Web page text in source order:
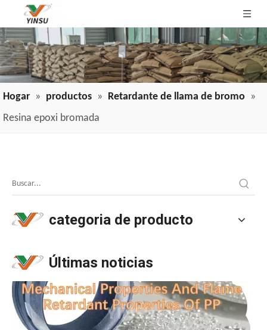
Hogar » productos » Retardante de llama de bromo
»
Resina epoxi bromada
categoria de producto
Últimas noticias